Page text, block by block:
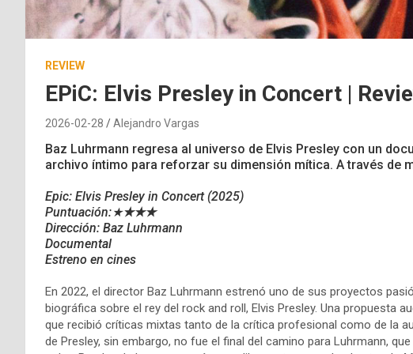
REVIEW
EPiC: Elvis Presley in Concert |
2026-02-28 Alejandro Vargas
Baz Luhrmann regresa al universo de Elvis Presley con un
archivo íntimo para reforzar su dimensión mítica. A través de
Epic: Elvis Presley in Concert (2025)
Puntuación:★★★★
Dirección: Baz Luhrmann
Documental
Estreno en cines
En 2022, el director Baz Luhrmann estrenó uno de sus proyectos
biográfica sobre el rey del rock and roll, Elvis Presley. Una propuesta
que recibió críticas mixtas tanto de la crítica profesional como de la
de Presley, sin embargo, no fue el final del camino para Luhrmann,